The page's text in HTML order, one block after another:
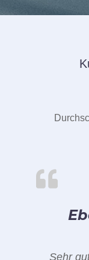
Sehr